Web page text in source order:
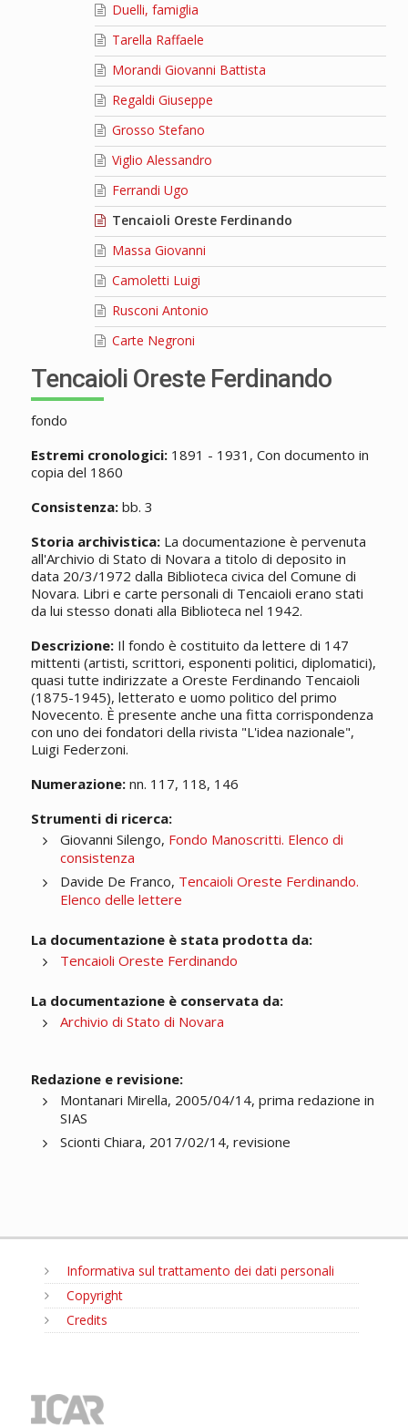
Duelli, famiglia
Tarella Raffaele
Morandi Giovanni Battista
Regaldi Giuseppe
Grosso Stefano
Viglio Alessandro
Ferrandi Ugo
Tencaioli Oreste Ferdinando
Massa Giovanni
Camoletti Luigi
Rusconi Antonio
Carte Negroni
Tencaioli Oreste Ferdinando
fondo
Estremi cronologici:1891 - 1931, Con documento in
copia del 1860
Consistenza:bb. 3
Storia archivistica:La documentazione è pervenuta
all'Archivio di Stato di Novara a titolo di deposito in
data 20/3/1972 dalla Biblioteca civica del Comune di
Novara. Libri e carte personali di Tencaioli erano stati
da lui stesso donati alla Biblioteca nel 1942.
Descrizione:Il fondo è costituito da lettere di 147
mittenti (artisti, scrittori, esponenti politici, diplomatici),
quasi tutte indirizzate a Oreste Ferdinando Tencaioli
(1875-1945), letterato e uomo politico del primo
Novecento. È presente anche una fitta corrispondenza
con uno dei fondatori della rivista "L'idea nazionale",
Luigi Federzoni.
Numerazione:nn. 117, 118, 146
Strumenti di ricerca:
Giovanni Silengo, Fondo Manoscritti. Elenco di
consistenza
Davide De Franco, Tencaioli Oreste Ferdinando.
Elenco delle lettere
La documentazione è stata prodotta da:
Tencaioli Oreste Ferdinando
La documentazione è conservata da:
Archivio di Stato di Novara
Redazione e revisione:
Montanari Mirella, 2005/04/14, prima redazione in
SIAS
Scionti Chiara, 2017/02/14, revisione
Informativa sul trattamento dei dati personali
Copyright
Credits